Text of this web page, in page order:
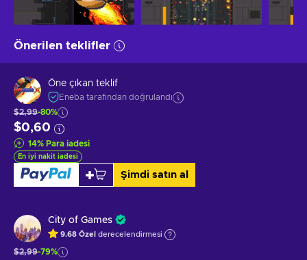
Önerilen teklifler
Öne çıkan teklif
Eneba tarafından doğrulandı
$2,99-80%
$0,60
14% Para iadesi
En iyi nakit iadesi
Şimdi satın al
City of Games
9.68 Özel derecelendirmesi
$2,99-79%